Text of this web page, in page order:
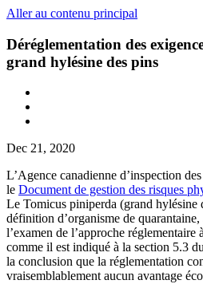
Aller au contenu principal
Déréglementation des
grand hylésine des pins
Dec 21, 2020
L’Agence canadienne d’inspection
le Document de gestion des risques
Le Tomicus piniperda (grand hylésine
définition d’organisme de
l’examen de l’approche réglementaire
comme il est indiqué à la section 5.3
la conclusion que la réglementation
vraisemblablement aucun avantage